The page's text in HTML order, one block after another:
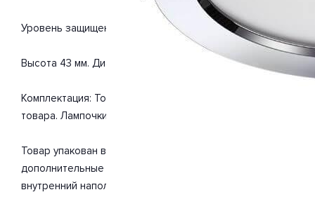
Уровень защищенности от влаги и пыли IP44. Расширенная
Высота 43 мм. Диаметр 170 мм. Врезное отверстие 150 мм.
Комплектация: Точечный светильник. Инструкция по
товара. Лампочки входят в комплект.
Товар упакован в картонную коробку. В случае доставки
дополнительные элементы упаковки для защиты от
внутренний наполнитель, стрейч-пленка.